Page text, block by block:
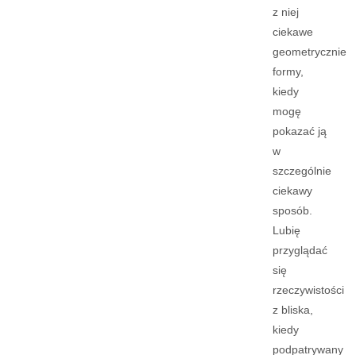
z niej
ciekawe
geometrycznie
formy,
kiedy
mogę
pokazać ją
w
szczególnie
ciekawy
sposób.
Lubię
przyglądać
się
rzeczywistości
z bliska,
kiedy
podpatrywany